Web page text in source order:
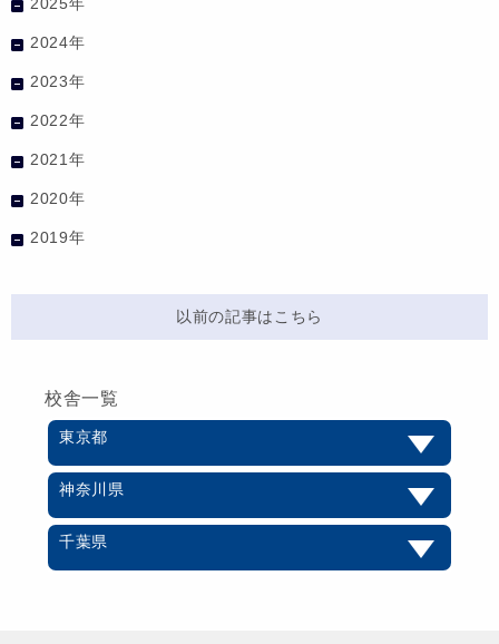
2024年
2023年
2022年
2021年
2020年
2019年
以前の記事はこちら
校舎一覧
東京都
神奈川県
千葉県